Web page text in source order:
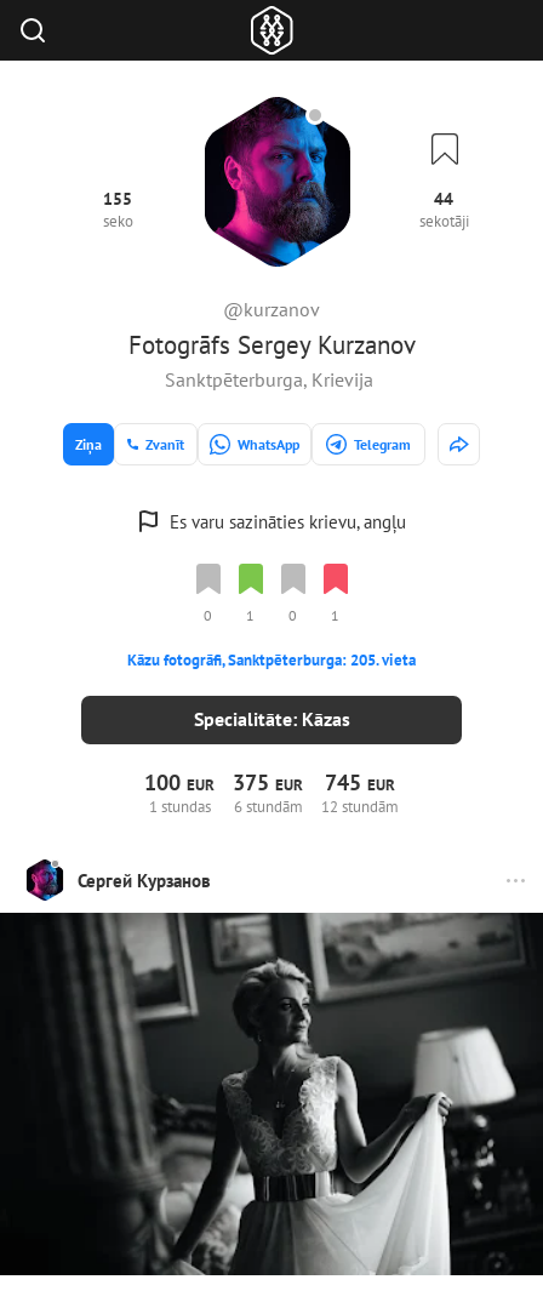
Fotogrāfs Sergey Kurzanov
@kurzanov
155
seko
44
sekotāji
Sanktpēterburga, Krievija
Ziņa Zvanīt WhatsApp Telegram
Es varu sazināties krievu, angļu
0 1 0 1
Kāzu fotogrāfi, Sanktpēterburga: 205. vieta
Specialitāte: Kāzas
100 EUR
1 stundas
375 EUR
6 stundām
745 EUR
12 stundām
Сергей Курзанов